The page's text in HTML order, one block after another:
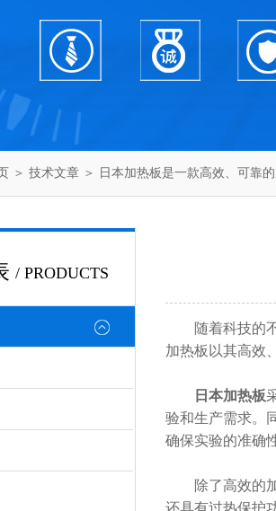
＞ 技术文章 ＞ 日本加热板是一款高效、可靠
/ PRODUCTS
随着科技的不
加热板以其高效
日本加热板
验和生产需求。
确保实验的准确
除了高效的加
还具有过热保护